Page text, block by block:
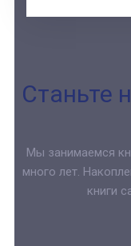
Станьте
Мы занимаемся
много лет.
книги